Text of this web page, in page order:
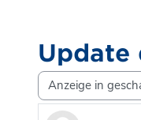
Update
Anzeigemodus